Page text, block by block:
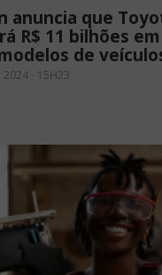
anuncia que
R$ 11 bilhões em
de
2024 - 15H23